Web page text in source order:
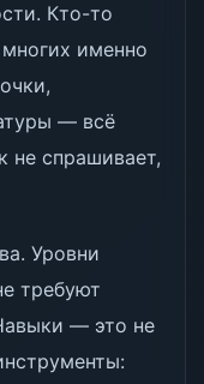
Кто-то
именно
— всё
не спрашивает,
Уровни
требуют
— это не